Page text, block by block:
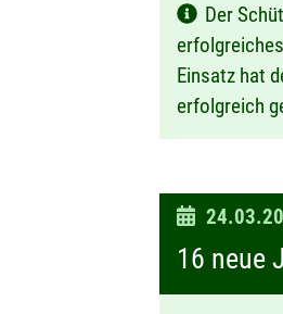
Der
Einsatz hat
erfolgreich
D
a
16 neue